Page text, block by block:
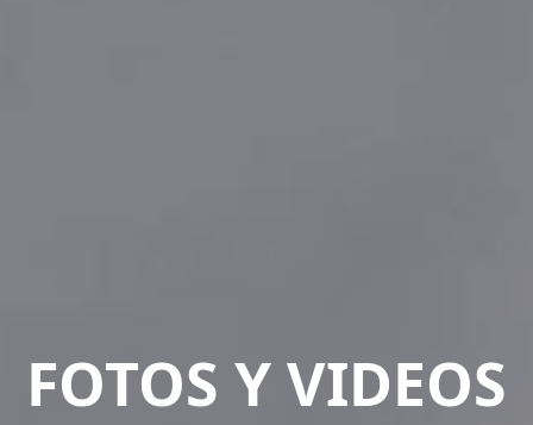
FOTOS Y VIDEOS